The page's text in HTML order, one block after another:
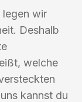
legen wir
Deshalb
welche
kannst du